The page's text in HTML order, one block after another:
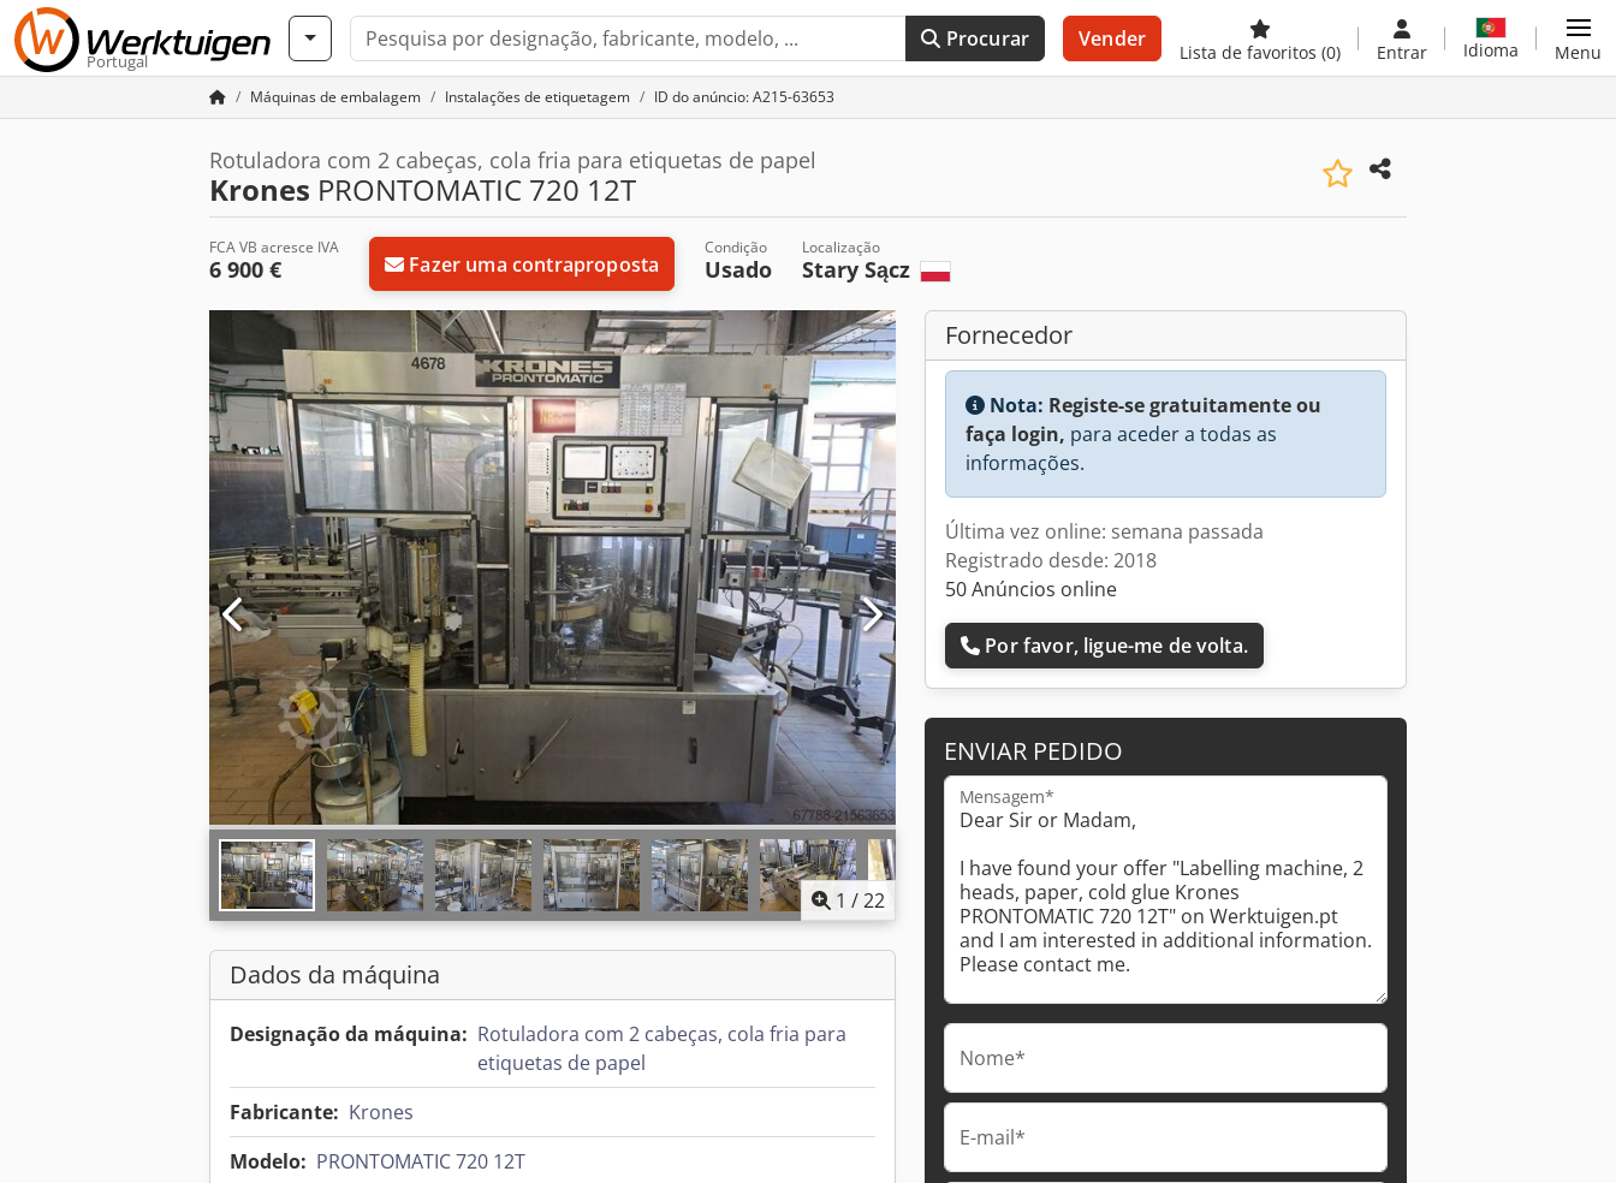
Portugal
Procurar Vender
Lista de favoritos (0) Entrar Idioma Menu
Máquinas de embalagem Instalações de etiquetagem ID do anúncio: A215-63653
Rotuladora com 2 cabeças, cola fria para etiquetas de papel
Krones PRONTOMATIC 720 12T
FCA VB acresce IVA
6 900 € Fazer uma contraproposta
Condição
Usado
Localização
Stary Sącz
1 /22
Dados da máquina
Designação da máquina: Rotuladora com 2 cabeças, cola fria para
etiquetas de papel
Fabricante: Krones
Modelo: PRONTOMATIC 720 12T
Fornecedor
Nota: Registe-se gratuitamente ou
faça login, para aceder a todas as
informações.
Última vez online: semana passada
Registrado desde: 2018
50 Anúncios online
Por favor, ligue-me de volta.
ENVIAR PEDIDO
Mensagem*
Nome*
E-mail*